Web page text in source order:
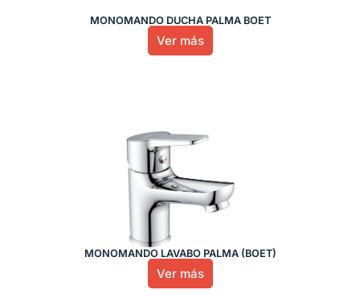
MONOMANDO DUCHA PALMA BOET
Ver más
MONOMANDO LAVABO PALMA (BOET)
Ver más